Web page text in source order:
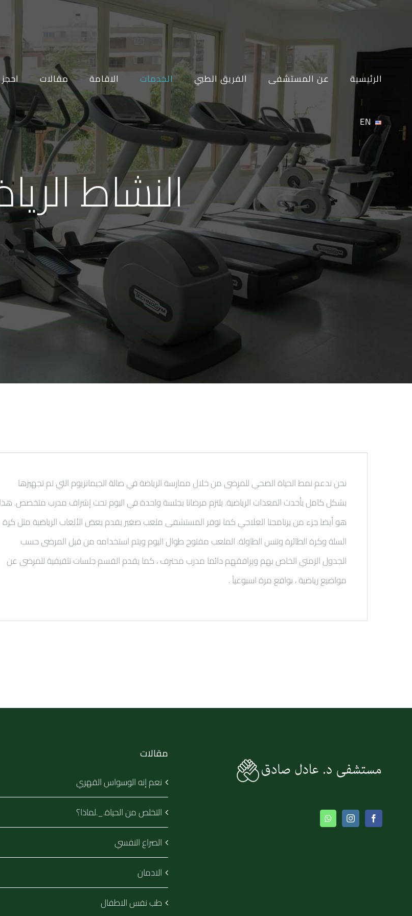
content
الرئيسية
عن المستشفى الفريق الطبي الخدمات الاقامة مقالات
EN
النشاط
نحن ندعم نمط الحياة الصحي للمرضى من خلال ممارسة الرياضة في صالة الجيمانزيوم التي تم تجهيزها
بشكل كامل بأحدث المعدات الرياضية. يلتزم مرضانا بجلسة واحدة في اليوم تحت إشراف مدرب متخصص. هذا
هو أيضا جزء من برنامجنا العلاجي كما توفر المستشفى ملعب صغير يقدم بعض الألعاب الرياضية مثل كرة
السلة وكرة الطائرة وتنس الطاولة. الملعب مفتوح طوال اليوم ويتم استخدامه من قبل المرضى حسب
الجدول الزمني الخاص بهم ويرافقهم دائما مدرب محترف ، كما يقدم القسم جلسات تثقيفية للمرضى عن
مواضيع رياضية ، بواقع مرة اسبوعياً .
مقالات
نعم إنه الوسواس القهري
التخلص من الحياة._.لماذا؟
الصراع النفسي
الادمان
طب نفس الاطفال